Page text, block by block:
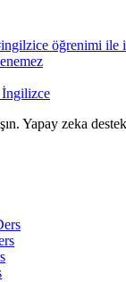
öğrenimi ile
İngilizce
Yapay zeka